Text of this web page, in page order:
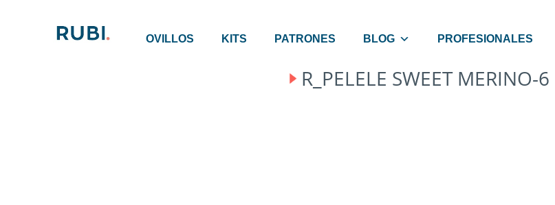
OVILLOS KITS PATRONES BLOG PROFESIONALES
R_PELELE SWEET MERINO-